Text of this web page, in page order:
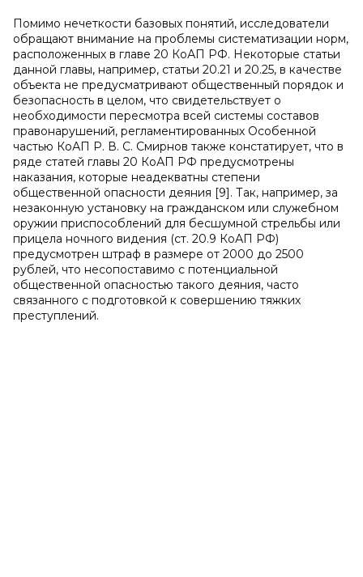
Помимо нечеткости базовых понятий, исследователи
обращают внимание на проблемы систематизации норм,
расположенных в главе 20 КоАП РФ. Некоторые статьи
данной главы, например, статьи 20.21 и 20.25, в качестве
объекта не предусматривают общественный порядок и
безопасность в целом, что свидетельствует о
необходимости пересмотра всей системы составов
правонарушений, регламентированных Особенной
частью КоАП Р. В. С. Смирнов также констатирует, что в
ряде статей главы 20 КоАП РФ предусмотрены
наказания, которые неадекватны степени
общественной опасности деяния [9]. Так, например, за
незаконную установку на гражданском или служебном
оружии приспособлений для бесшумной стрельбы или
прицела ночного видения (ст. 20.9 КоАП РФ)
предусмотрен штраф в размере от 2000 до 2500
рублей, что несопоставимо с потенциальной
общественной опасностью такого деяния, часто
связанного с подготовкой к совершению тяжких
преступлений.